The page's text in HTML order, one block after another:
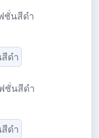
ชั่นสีดำ
ชั่นสีดำ